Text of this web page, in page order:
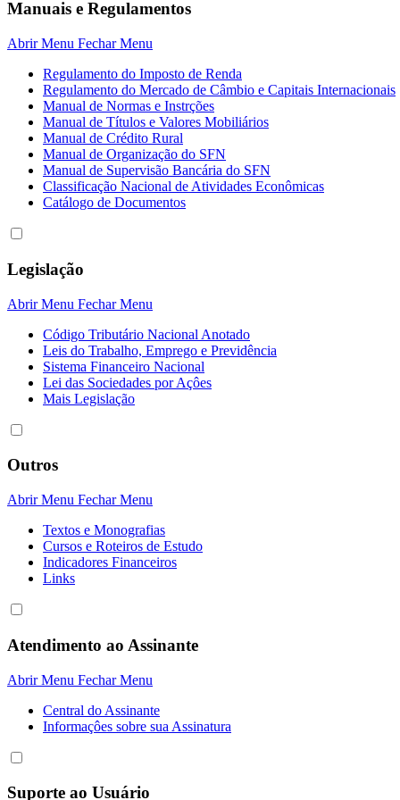
Manuais e Regulamentos
Abrir Menu Fechar Menu
Regulamento do Imposto de Renda
Regulamento do Mercado de Câmbio e Capitais Internacionais
Manual de Normas e Instrções
Manual de Títulos e Valores Mobiliários
Manual de Crédito Rural
Manual de Organização do SFN
Manual de Supervisão Bancária do SFN
Classificação Nacional de Atividades Econômicas
Catálogo de Documentos
Legislação
Abrir Menu Fechar Menu
Código Tributário Nacional Anotado
Leis do Trabalho, Emprego e Previdência
Sistema Financeiro Nacional
Lei das Sociedades por Açôes
Mais Legislação
Outros
Abrir Menu Fechar Menu
Textos e Monografias
Cursos e Roteiros de Estudo
Indicadores Financeiros
Links
Atendimento ao Assinante
Abrir Menu Fechar Menu
Central do Assinante
Informaçôes sobre sua Assinatura
Suporte ao Usuário